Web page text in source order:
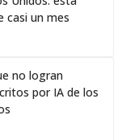
casi un mes
no logran
por IA de los